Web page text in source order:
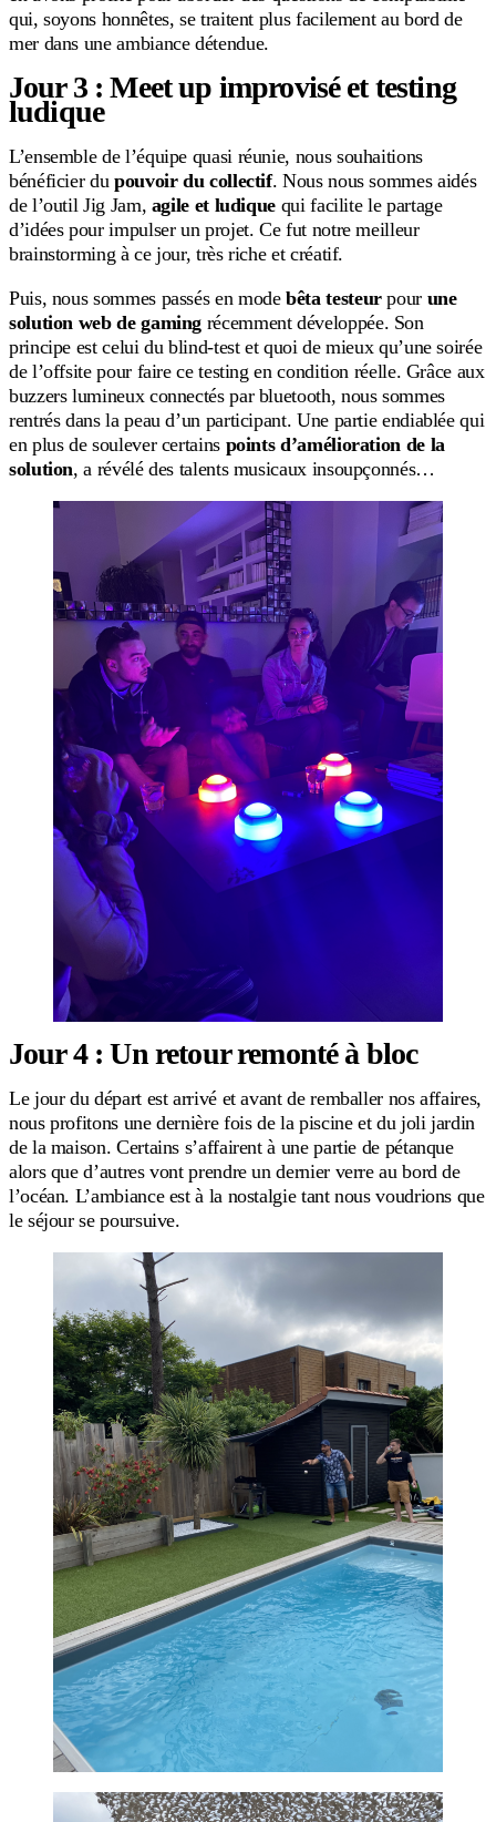
qui, soyons honnêtes, se traitent plus facilement au bord de
mer dans une ambiance détendue.
Jour 3 : Meet up improvisé et testing
ludique
L’ensemble de l’équipe quasi réunie, nous souhaitions
bénéficier du pouvoir du collectif. Nous nous sommes aidés
de l’outil Jig Jam, agile et ludique qui facilite le partage
d’idées pour impulser un projet. Ce fut notre meilleur
brainstorming à ce jour, très riche et créatif.
Puis, nous sommes passés en modebêta testeurpour une
solution web de gaming récemment développée. Son
principe est celui du blind-test et quoi de mieux qu’une soirée
de l’offsite pour faire ce testing en condition réelle. Grâce aux
buzzers lumineux connectés par bluetooth, nous sommes
rentrés dans la peau d’un participant. Une partie endiablée qui
en plus de soulever certains points d’amélioration de la
solution, a révélé des talents musicaux insoupçonnés…
Jour 4 : Un retour remonté à bloc
Le jour du départ est arrivé et avant de remballer nos affaires,
nous profitons une dernière fois de la piscine et du joli jardin
de la maison. Certains s’affairent à une partie de pétanque
alors que d’autres vont prendre un dernier verre au bord de
l’océan. L’ambiance est à la nostalgie tant nous voudrions que
le séjour se poursuive.